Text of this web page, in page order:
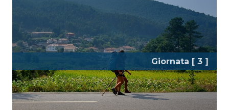
Giornata [ 3 ]
Le antiche rotte dei pellegrini
[Ponte de Lima - Tamel]